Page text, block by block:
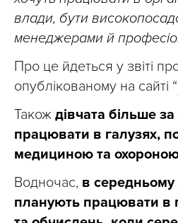
влади, бути
менеджерами й
Про це йдеться у звіті
опублікованому на сайті “
Також дівчата більше
працювати в галузях,
медициною та
Водночас, в середньому
планують працювати в